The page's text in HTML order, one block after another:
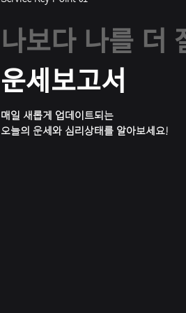
나보다 나를 더
운세보고서
매일 새롭게 업데이트되는
​오늘의 운세와 심리상태를 알아보세요!